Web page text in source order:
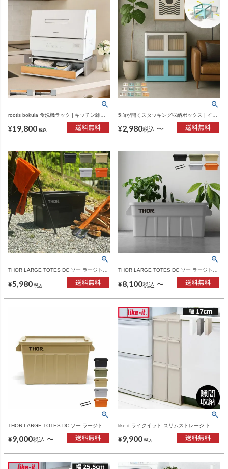
rootis bokula 食洗機ラック | キッチン雑
¥19,800 税込
5面が開くスタッキング収納ボックス | イン
¥2,980税込 〜
THOR LARGE TOTES DC ソー ラージトー
ト 22L | インテリア雑貨・収納ボックス
¥5,980 税込
THOR LARGE TOTES DC ソー ラージトー
ト 53L | インテリア雑貨・収納ボックス
¥8,100税込 〜
THOR LARGE TOTES DC ソー ラージトー
¥9,000税込 〜
like-it ライクイット スリムストレージ トー
¥9,900 税込